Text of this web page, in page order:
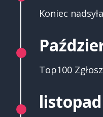
Koniec
Top100